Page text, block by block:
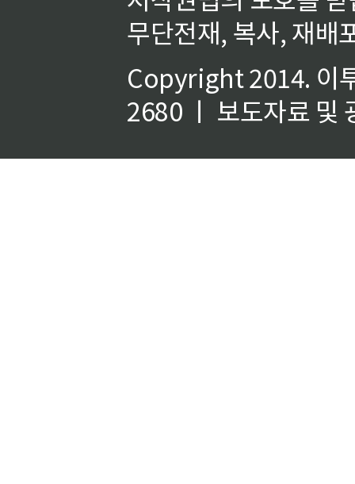
무단전재, 복사, 재배
Copyright 2014. 이
2680 ㅣ 보도자료